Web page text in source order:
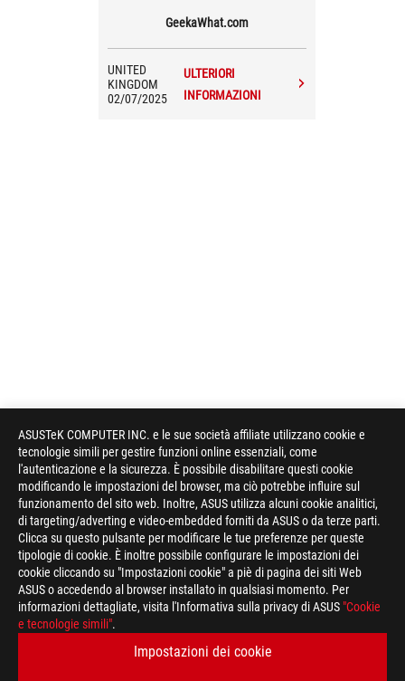
ASUSTeK COMPUTER INC. e le sue società affiliate utilizzano cookie e
tecnologie simili per gestire funzioni online essenziali, come
l'autenticazione e la sicurezza. È possibile disabilitare questi cookie
modificando le impostazioni del browser, ma ciò potrebbe influire sul
funzionamento del sito web. Inoltre, ASUS utilizza alcuni cookie analitici,
di targeting/adverting e video-embedded forniti da ASUS o da terze parti.
Clicca su questo pulsante per modificare le tue preferenze per queste
tipologie di cookie. È inoltre possibile configurare le impostazioni dei
cookie cliccando su "Impostazioni cookie" a piè di pagina dei siti Web
ASUS o accedendo al browser installato in qualsiasi momento. Per
informazioni dettagliate, visita l'Informativa sulla privacy di ASUS "Cookie
e tecnologie simili".
Impostazioni dei cookie
GeekaWhat.com
UNITED
KINGDOM
02/07/2025
ULTERIORI
INFORMAZIONI